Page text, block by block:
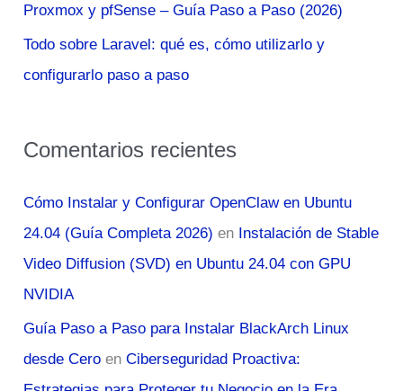
Proxmox y pfSense – Guía Paso a Paso (2026)
Todo sobre Laravel: qué es, cómo utilizarlo y
configurarlo paso a paso
Comentarios recientes
Cómo Instalar y Configurar OpenClaw en Ubuntu
24.04 (Guía Completa 2026) en Instalación de Stable
Video Diffusion (SVD) en Ubuntu 24.04 con GPU
NVIDIA
Guía Paso a Paso para Instalar BlackArch Linux
desde Cero enCiberseguridad Proactiva: